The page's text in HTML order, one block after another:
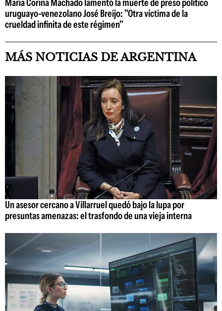
María Corina Machado lamentó la muerte de preso político
uruguayo-venezolano José Breijo: "Otra víctima de la
crueldad infinita de este régimen"
MÁS NOTICIAS DE ARGENTINA
Un asesor cercano a Villarruel quedó bajo la lupa por
presuntas amenazas: el trasfondo de una vieja interna